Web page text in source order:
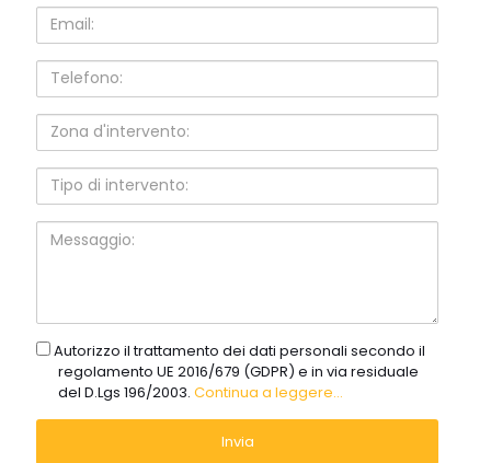
Email:
Telefono:
Zona
d'intervento:
Tipo
intervento:
Messaggio:
gdprAutorizzo il trattamento dei dati personali secondo il
regolamento UE 2016/679 (GDPR) e in via residuale
del D.Lgs 196/2003. Continua a leggere...